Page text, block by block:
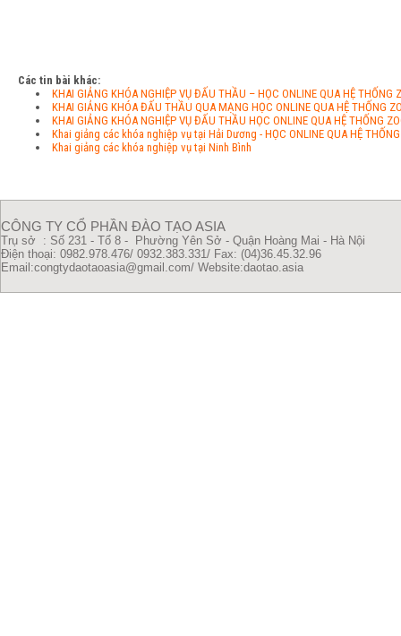
Các tin bài khác:
KHAI GIẢNG KHÓA NGHIỆP VỤ ĐẤU THẦU – HỌC ONLINE QUA HỆ THỐNG
KHAI GIẢNG KHÓA ĐẤU THẦU QUA MẠNG HỌC ONLINE QUA HỆ THỐNG
KHAI GIẢNG KHÓA NGHIỆP VỤ ĐẤU THẦU HỌC ONLINE QUA HỆ THỐNG
Khai giảng các khóa nghiệp vụ tại Hải Dương - HỌC ONLINE QUA HỆ
Khai giảng các khóa nghiệp vụ tại Ninh Bình
CÔNG TY CỔ PHẦN ĐÀO TẠO ASIA
Trụ sở : Số 231 - Tổ 8 - Phường Yên Sở - Quận Hoàng Mai - Hà Nội
Điện thoại: 0982.978.476/ 0932.383.331/ Fax: (04)36.45.32.96
Email:congtydaotaoasia@gmail.com/ Website:daotao.asia